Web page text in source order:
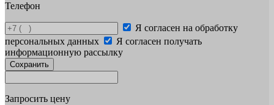
Телефон
Я согласен на обработку
персональных данных
Я согласен получать
информационную рассылку
Сохранить
Запросить цену